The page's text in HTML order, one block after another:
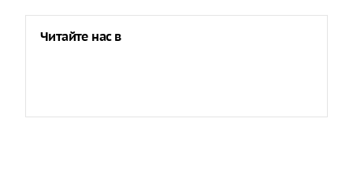
Читайте нас в